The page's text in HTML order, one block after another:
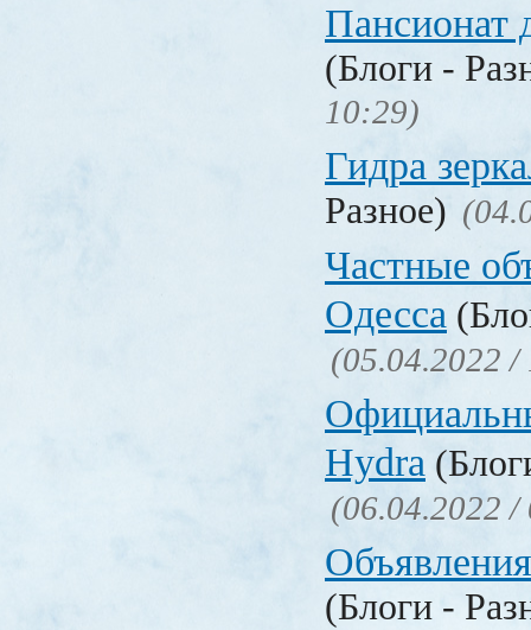
Пансионат
(Блоги -
10:29)
Гидра
Разное)
Частные
Одесса
(05.04.2022 /
Hydra
(06.04.2022 /
(Блоги -